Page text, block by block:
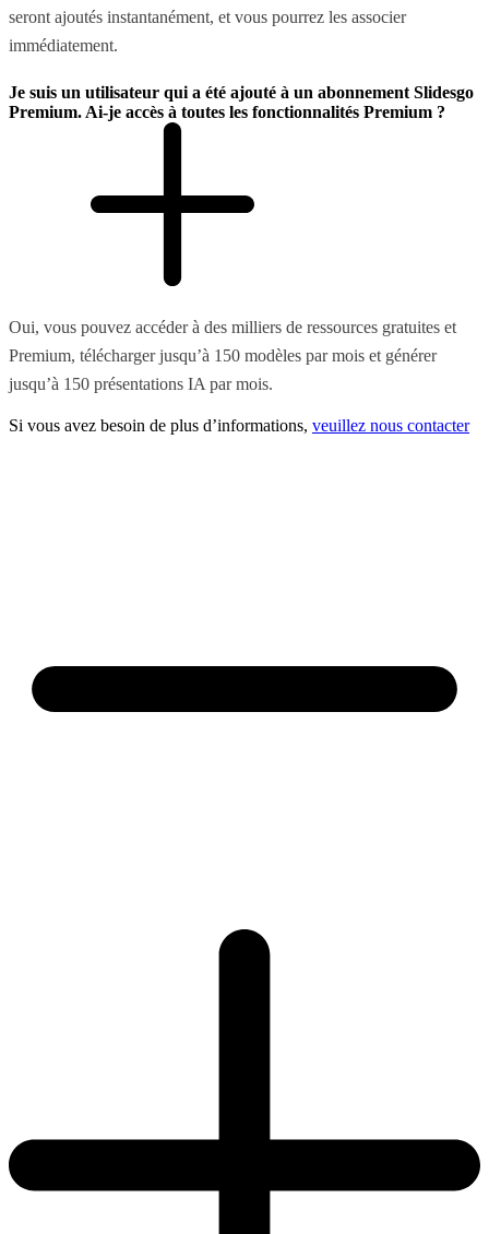
seront ajoutés instantanément, et vous pourrez les associer
immédiatement.
Je suis un utilisateur qui a été ajouté à un abonnement Slidesgo
Premium. Ai-je accès à toutes les fonctionnalités Premium ?
Oui, vous pouvez accéder à des milliers de ressources gratuites et
Premium, télécharger jusqu’à 150 modèles par mois et générer
jusqu’à 150 présentations IA par mois.
Si vous avez besoin de plus d’informations, veuillez nous contacter